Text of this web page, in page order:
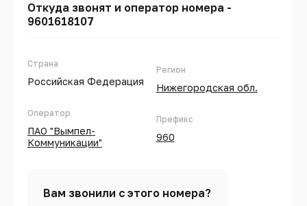
Откуда звонят и оператор номера -
9601618107
Страна
Российская Федерация
Оператор
ПАО "Вымпел-
Коммуникации"
Регион
Нижегородская обл.
Префикс
960
Вам звонили с этого номера?